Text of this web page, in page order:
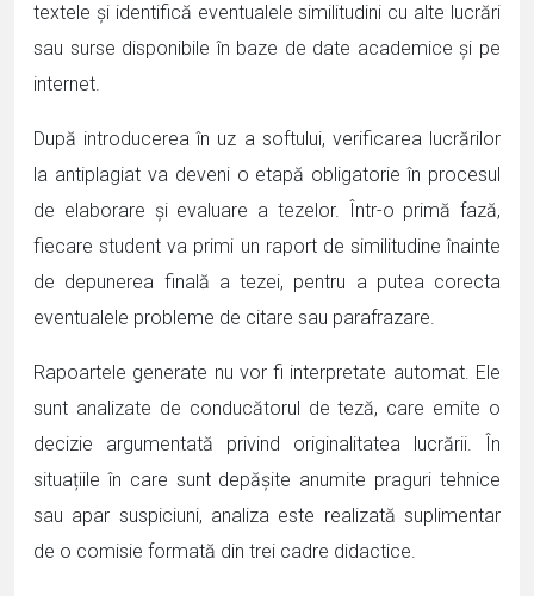
textele și identifică eventualele similitudini cu alte lucrări
sau surse disponibile în baze de date academice și pe
internet.
După introducerea în uz a softului, verificarea lucrărilor
la antiplagiat va deveni o etapă obligatorie în procesul
de elaborare și evaluare a tezelor. Într-o primă fază,
fiecare student va primi un raport de similitudine înainte
de depunerea finală a tezei, pentru a putea corecta
eventualele probleme de citare sau parafrazare.
Rapoartele generate nu vor fi interpretate automat. Ele
sunt analizate de conducătorul de teză, care emite o
decizie argumentată privind originalitatea lucrării. În
situațiile în care sunt depășite anumite praguri tehnice
sau apar suspiciuni, analiza este realizată suplimentar
de o comisie formată din trei cadre didactice.